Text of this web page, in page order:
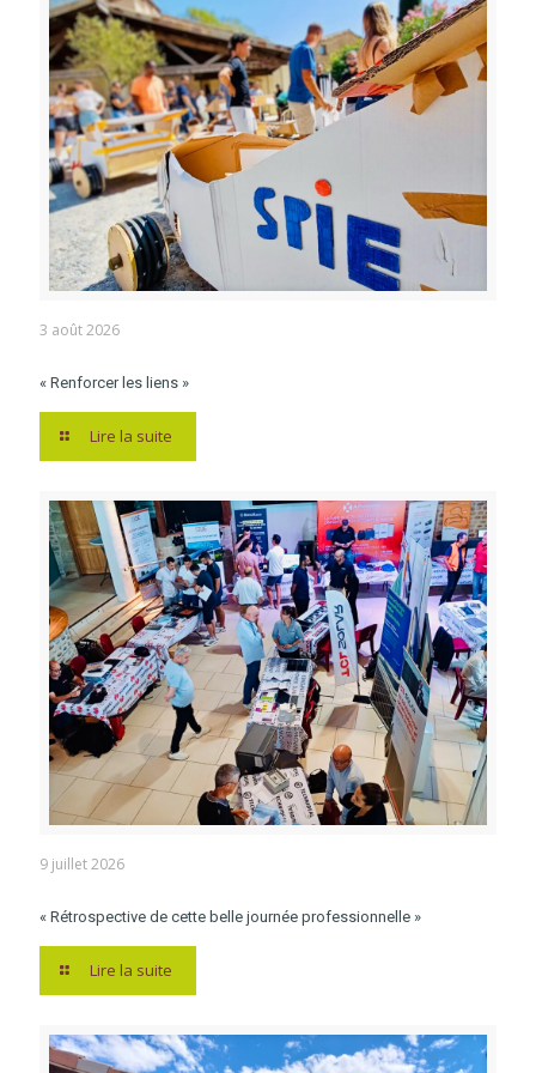
3 août 2026
« Renforcer les liens »
Lire la suite
9 juillet 2026
« Rétrospective de cette belle journée professionnelle »
Lire la suite